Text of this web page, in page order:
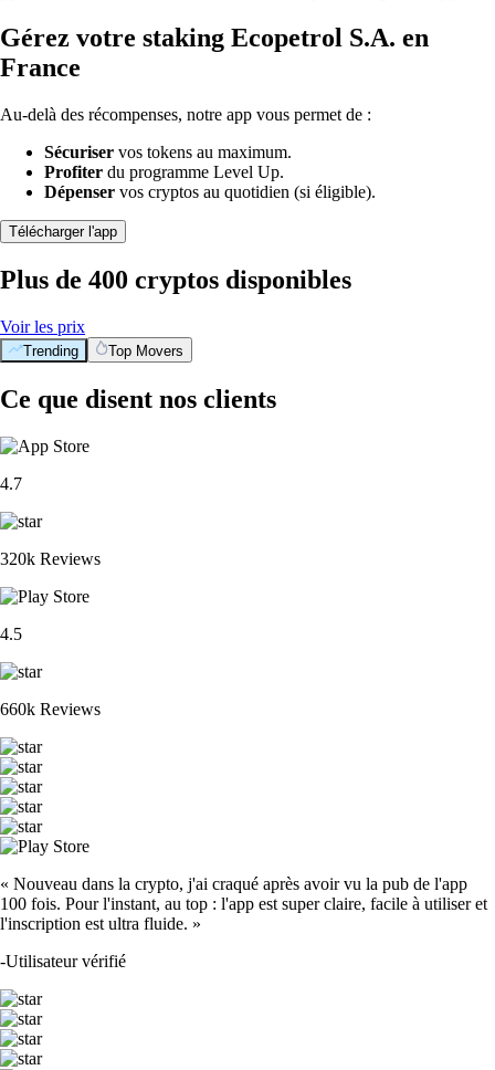
Gérez votre staking Ecopetrol S.A. en
France
Au-delà des récompenses, notre app vous permet de :
Sécuriser vos tokens au maximum.
Profiter du programme Level Up.
Dépenser vos cryptos au quotidien (si éligible).
Télécharger l'app
Plus de 400 cryptos disponibles
Voir les prix
Trending Top Movers
Ce que disent nos clients
4.7
320k Reviews
4.5
660k Reviews
« Nouveau dans la crypto, j'ai craqué après avoir vu la pub de l'app
100 fois. Pour l'instant, au top : l'app est super claire, facile à utiliser et
l'inscription est ultra fluide. »
-Utilisateur vérifié